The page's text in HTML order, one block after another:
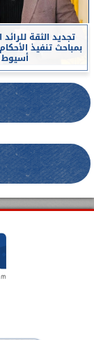
تجديد الثقة
بمباحث تنفيذ
أسيوط